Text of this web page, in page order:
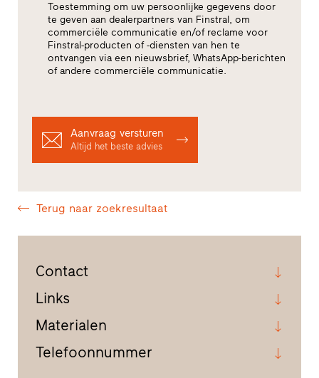
Toestemming om uw persoonlijke gegevens door
te geven aan dealerpartners van Finstral, om
commerciële communicatie en/of reclame voor
Finstral-producten of -diensten van hen te
ontvangen via een nieuwsbrief, WhatsApp-berichten
of andere commerciële communicatie.
Aanvraag versturen
Altijd het beste advies
Terug naar zoekresultaat
Contact
Links
Materialen
Telefoonnummer